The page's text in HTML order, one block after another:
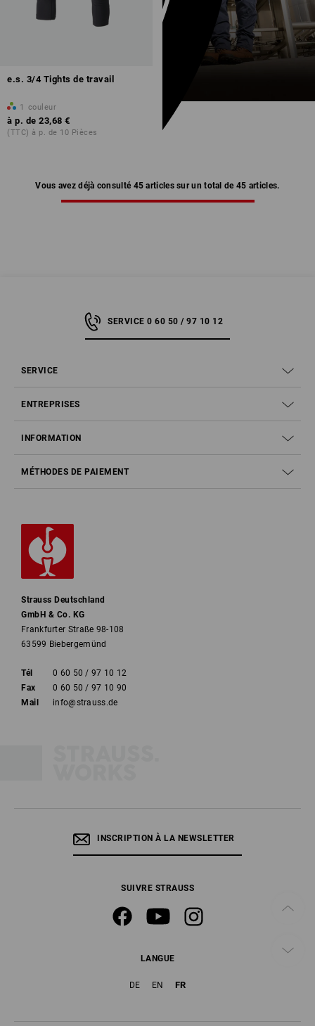
e.s. 3/4 Tights de travail
1 couleur
à p. de 23,68 €
(TTC) à p. de 10 Pièces
Vous avez déjà consulté 45 articles sur un total de 45 articles.
SERVICE 0 60 50 / 97 10 12
SERVICE
ENTREPRISES
INFORMATION
MÉTHODES DE PAIEMENT
Strauss Deutschland
GmbH & Co. KG
Frankfurter Straße 98-108
63599 Biebergemünd
Tél
0 60 50 / 97 10 12
Fax
0 60 50 / 97 10 90
Mail
info@strauss.de
INSCRIPTION À LA NEWSLETTER
SUIVRE STRAUSS
LANGUE
DE EN FR